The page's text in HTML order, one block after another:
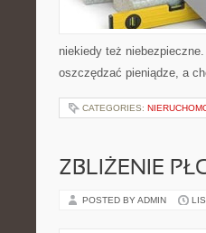
niekiedy też
oszczędzać pieniądze, a
CATEGORIES:
ZBLIŻENIE
POSTED BY ADMIN